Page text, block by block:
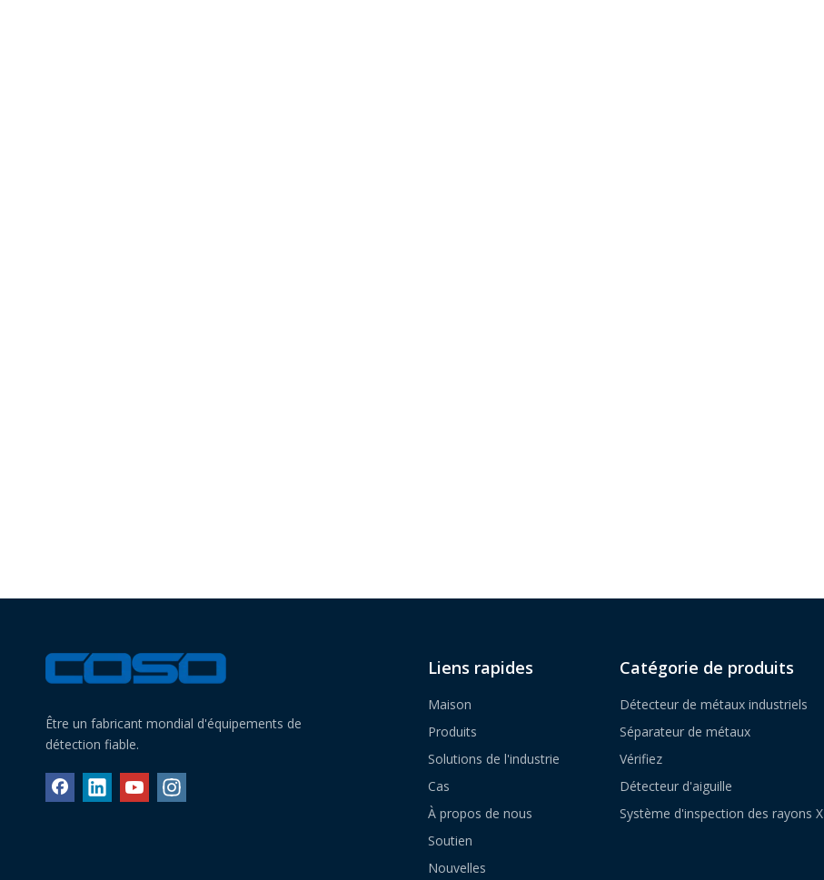
Être un fabricant mondial d'équipements de
détection fiable.
Liens rapides
Maison
Produits
Solutions de l'industrie
Cas
À propos de nous
Soutien
Nouvelles
Catégorie de produits
Détecteur de métaux industriels
Séparateur de métaux
Vérifiez
Détecteur d'aiguille
Système d'inspection des rayons X